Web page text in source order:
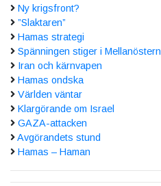
Ny krigsfront?
”Slaktaren”
Hamas strategi
Spänningen stiger i Mellanöstern
Iran och kärnvapen
Hamas ondska
Världen väntar
Klargörande om Israel
GAZA-attacken
Avgörandets stund
Hamas – Haman